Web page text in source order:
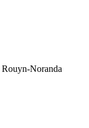
Noranda